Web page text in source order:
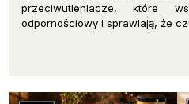
przeciwutleniacze, które
odpornościowy i sprawiają, że